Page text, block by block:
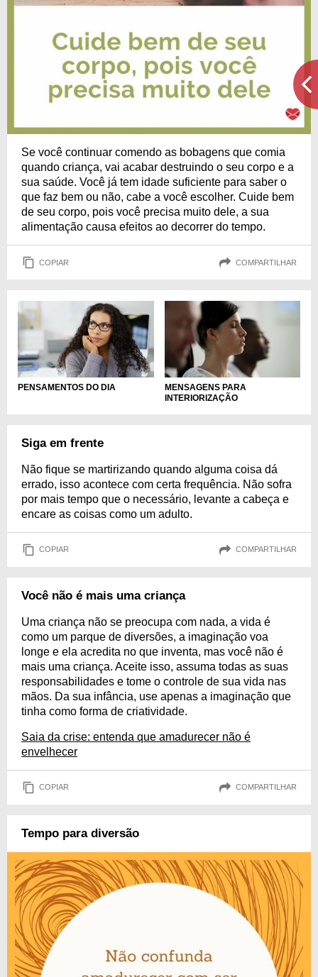
Se você continuar comendo as bobagens que comia
quando criança, vai acabar destruindo o seu corpo e a
sua saúde. Você já tem idade suficiente para saber o
que faz bem ou não, cabe a você escolher. Cuide bem
de seu corpo, pois você precisa muito dele, a sua
alimentação causa efeitos ao decorrer do tempo.
COPIAR COMPARTILHAR
PENSAMENTOS DO DIA
MENSAGENS PARA
INTERIORIZAÇÃO
Siga em frente
Não fique se martirizando quando alguma coisa dá
errado, isso acontece com certa frequência. Não sofra
por mais tempo que o necessário, levante a cabeça e
encare as coisas como um adulto.
COPIAR COMPARTILHAR
Você não é mais uma criança
Uma criança não se preocupa com nada, a vida é
como um parque de diversões, a imaginação voa
longe e ela acredita no que inventa, mas você não é
mais uma criança. Aceite isso, assuma todas as suas
responsabilidades e tome o controle de sua vida nas
mãos. Da sua infância, use apenas a imaginação que
tinha como forma de criatividade.
Saia da crise: entenda que amadurecer não é
envelhecer
COPIAR COMPARTILHAR
Tempo para diversão